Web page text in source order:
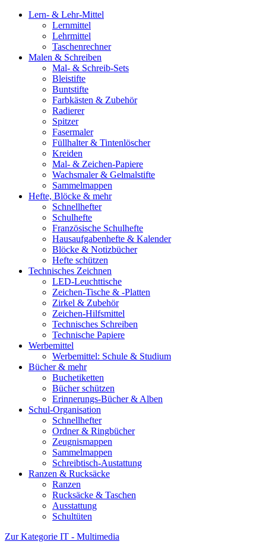
Lern- & Lehr-Mittel
Lernmittel
Lehrmittel
Taschenrechner
Malen & Schreiben
Mal- & Schreib-Sets
Bleistifte
Buntstifte
Farbkästen & Zubehör
Radierer
Spitzer
Fasermaler
Füllhalter & Tintenlöscher
Kreiden
Mal- & Zeichen-Papiere
Wachsmaler & Gelmalstifte
Sammelmappen
Hefte, Blöcke & mehr
Schnellhefter
Schulhefte
Französische Schulhefte
Hausaufgabenhefte & Kalender
Blöcke & Notizbücher
Hefte schützen
Technisches Zeichnen
LED-Leuchttische
Zeichen-Tische & -Platten
Zirkel & Zubehör
Zeichen-Hilfsmittel
Technisches Schreiben
Technische Papiere
Werbemittel
Werbemittel: Schule & Studium
Bücher & mehr
Buchetiketten
Bücher schützen
Erinnerungs-Bücher & Alben
Schul-Organisation
Schnellhefter
Ordner & Ringbücher
Zeugnismappen
Sammelmappen
Schreibtisch-Austattung
Ranzen & Rucksäcke
Ranzen
Rucksäcke & Taschen
Ausstattung
Schultüten
Zur Kategorie IT - Multimedia